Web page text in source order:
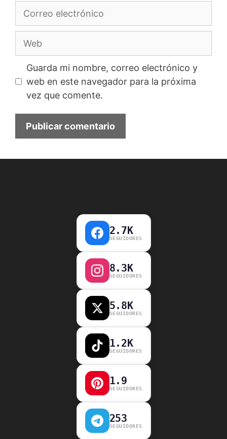
Correo
Guarda mi nombre, correo electrónico y
web en este navegador para la próxima
vez que comente.
2.7K
SEGUIDORES
8.3K
SEGUIDORES
5.8K
SEGUIDORES
1.2K
SEGUIDORES
1.9
SEGUIDORES
253
SEGUIDORES